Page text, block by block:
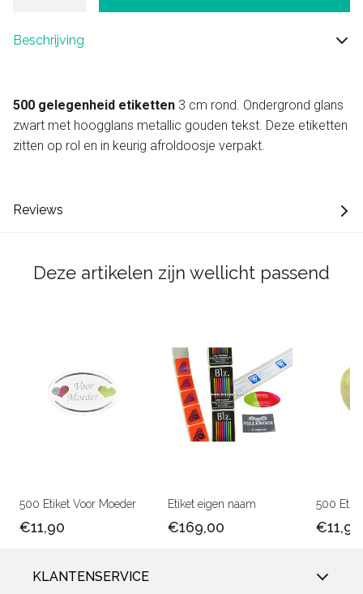
Beschrijving
500 gelegenheid etiketten 3 cm rond. Ondergrond glans
zwart met hoogglans metallic gouden tekst. Deze etiketten
zitten op rol en in keurig afroldoosje verpakt.
Reviews
Deze artikelen zijn wellicht passend
500 Etiket Voor Moeder
€11,90
Etiket eigen naam
€169,00
500
€11,90
KLANTENSERVICE